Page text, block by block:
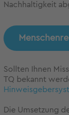
Nachhaltigkeit
Sollten Ihnen
TQ bekannt
Die Umsetzung